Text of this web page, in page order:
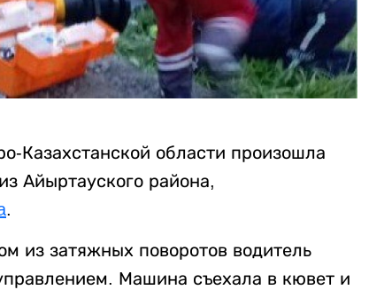
Казахстанской области произошла
Айыртауского района,
.
из затяжных поворотов водитель
Машина съехала в кювет и